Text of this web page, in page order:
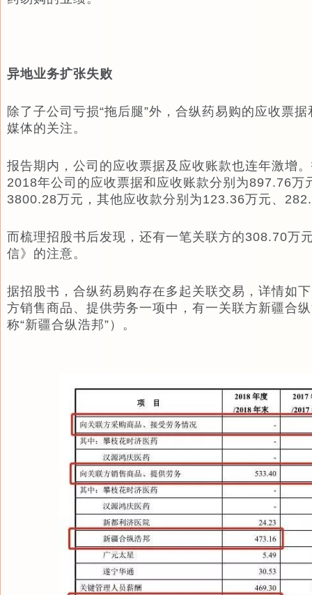
异地业务扩张失败
除了子公司亏损“拖后腿”外，合纵药易购的应收票
媒体的关注。
报告期内，公司的应收票据及应收账款也连年激增
2018年公司的应收票据和应收账款分别为897.76万
3800.28万元，其他应收款分别为123.36万元、
而梳理招股书后发现，还有一笔关联方的308.70万
信》的注意。
据招股书，合纵药易购存在多起关联交易，详情如
方销售商品、提供劳务一项中，有一关联方新疆合
称“新疆合纵浩邦”）。